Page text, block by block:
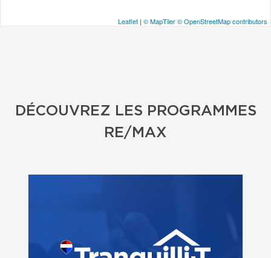
Leaflet | © MapTiler© OpenStreetMap contributors
DÉCOUVREZ LES PROGRAMMES
RE/MAX